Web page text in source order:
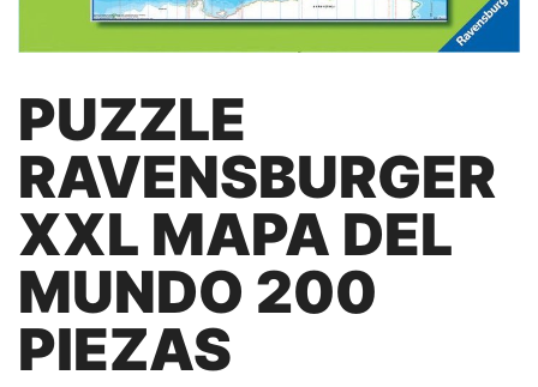
PUZZLE
RAVENSBURGER
XXL MAPA DEL
MUNDO 200
PIEZAS